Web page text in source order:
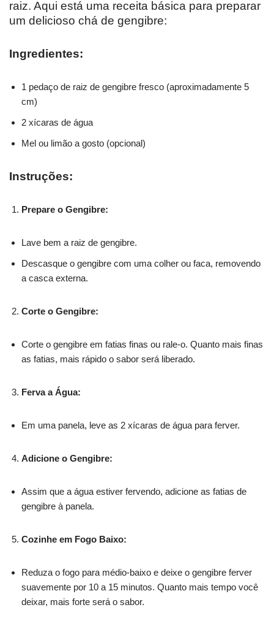
raiz. Aqui está uma receita básica para preparar
um delicioso chá de gengibre:
Ingredientes:
1 pedaço de raiz de gengibre fresco (aproximadamente 5
cm)
2 xícaras de água
Mel ou limão a gosto (opcional)
Instruções:
Prepare o Gengibre:
Lave bem a raiz de gengibre.
Descasque o gengibre com uma colher ou faca, removendo
a casca externa.
Corte o Gengibre:
Corte o gengibre em fatias finas ou rale-o. Quanto mais finas
as fatias, mais rápido o sabor será liberado.
Ferva a Água:
Em uma panela, leve as 2 xícaras de água para ferver.
Adicione o Gengibre:
Assim que a água estiver fervendo, adicione as fatias de
gengibre à panela.
Cozinhe em Fogo Baixo:
Reduza o fogo para médio-baixo e deixe o gengibre ferver
suavemente por 10 a 15 minutos. Quanto mais tempo você
deixar, mais forte será o sabor.